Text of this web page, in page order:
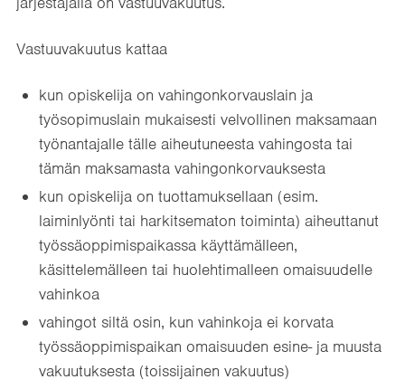
Vastuuvakuutus kattaa
kun opiskelija on vahingonkorvauslain ja
työsopimuslain mukaisesti velvollinen maksamaan
työnantajalle tälle aiheutuneesta vahingosta tai
tämän maksamasta vahingonkorvauksesta
kun opiskelija on tuottamuksellaan (esim.
laiminlyönti tai harkitsematon toiminta) aiheuttanut
työssäoppimispaikassa käyttämälleen,
käsittelemälleen tai huolehtimalleen omaisuudelle
vahinkoa
vahingot siltä osin, kun vahinkoja ei korvata
työssäoppimispaikan omaisuuden esine- ja muusta
vakuutuksesta (toissijainen vakuutus)